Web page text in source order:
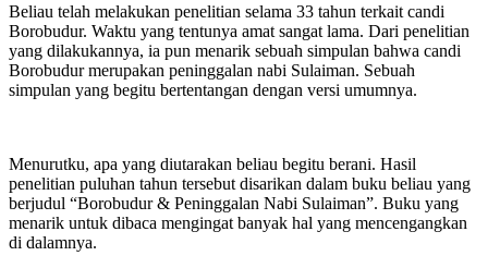
Beliau telah melakukan penelitian selama 33 tahun terkait candi
Borobudur. Waktu yang tentunya amat sangat lama. Dari penelitian
yang dilakukannya, ia pun menarik sebuah simpulan bahwa candi
Borobudur merupakan peninggalan nabi Sulaiman. Sebuah
simpulan yang begitu bertentangan dengan versi umumnya.
Menurutku, apa yang diutarakan beliau begitu berani. Hasil
penelitian puluhan tahun tersebut disarikan dalam buku beliau yang
berjudul “Borobudur & Peninggalan Nabi Sulaiman”. Buku yang
menarik untuk dibaca mengingat banyak hal yang mencengangkan
di dalamnya.